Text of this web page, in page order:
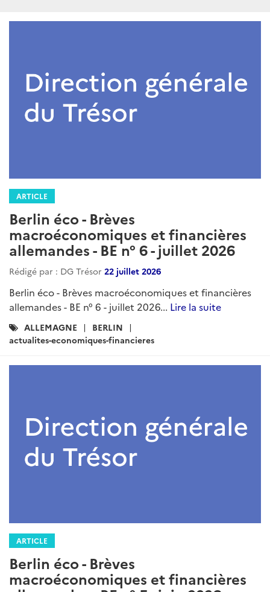
ARTICLE
Berlin éco - Brèves
macroéconomiques et financières
allemandes - BE n° 6 - juillet 2026
Rédigé par : DG Trésor 22 juillet 2026
Berlin éco - Brèves macroéconomiques et financières
allemandes - BE n° 6 - juillet 2026... Lire la suite
Catégories
:
ALLEMAGNE
BERLIN
actualites-economiques-financieres
ARTICLE
Berlin éco - Brèves
macroéconomiques et financières